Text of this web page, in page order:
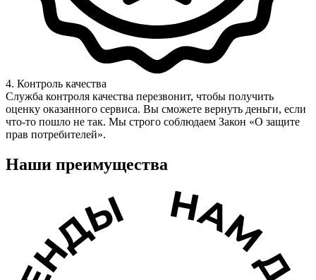
4. Контроль качества
Служба контроля качества перезвонит, чтобы получить
оценку оказанного сервиса. Вы сможете вернуть деньги, если
что-то пошло не так. Мы строго соблюдаем Закон «О защите
прав потребителей».
Наши преимущества